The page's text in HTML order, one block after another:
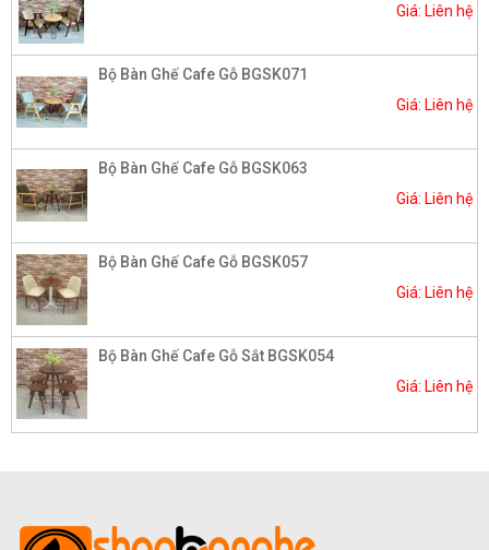
Giá: Liên hệ
Bộ Bàn Ghế Cafe Gỗ BGSK071
Giá: Liên hệ
Bộ Bàn Ghế Cafe Gỗ BGSK063
Giá: Liên hệ
Bộ Bàn Ghế Cafe Gỗ BGSK057
Giá: Liên hệ
Bộ Bàn Ghế Cafe Gỗ Sắt BGSK054
Giá: Liên hệ